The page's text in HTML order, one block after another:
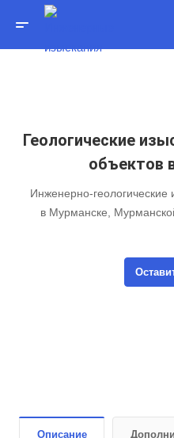
Геологические
объектов
Инженерно-геологические
в Мурманске,
Описание